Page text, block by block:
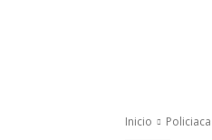
Inicio Policiaca